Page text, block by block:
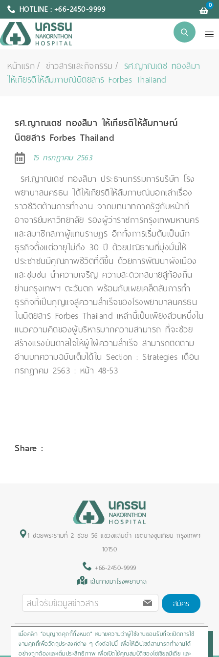
HOTLINE : +66-2450-9999 0
หน้าแรก ข่าวสารและกิจกรรม
รศ.ญาณเดช ทองสิมา
ให้เกียรติให้สัมภาษณ์นิตยสาร Forbes Thailand
รศ.ญาณเดช ทองสิมา ให้เกียรติให้สัมภาษณ์
นิตยสาร Forbes Thailand
15 กรกฎาคม 2563
รศ.ญาณเดช ทองสิมา ประธานกรรมการบริษัท โรง
พยาบาลนครธน ได้ให้เกียรติให้สัมภาษณ์​บอกเล่าเรื่อง
ราวชีวิตด้านการทำงาน จากบทบาทภาครัฐกับหน้าที่
อาจารย์มหาวิทยาลัย รองผู้ว่าราชการกรุงเทพมหานคร
และสมาชิกสภาผู้แทนราษฎร อีกทั้งการเริ่มต้นเป็นนัก
ธุรกิจตั้งแต่อายุไม่ถึง 30 ปี ด้วยปณิธานที่มุ่งมั่นให้
ประชาชนมีคุณภาพชีวิตที่ดีขึ้น ด้วยการพัฒนาผังเมือง
และชุมชน นำความเจริญ ความสะดวกสบายสู่ท้องถิ่น
ย่านกรุงเทพฯ ตะวันตก พร้อมกับเผยเคล็ดลับการทำ
ธุรกิจที่เป็นกุญแจสู่ความสำเร็จของโรงพยาบาลนครธน
ในนิตยสาร Forbes Thailand เหล่านี้เป็นเพียงส่วนหนึ่งใน
แนวความคิดของผู้บริหารมากความสามารถ ที่จะช่วย
สร้างแรงบันดาลใจให้ผู้ใฝ่ความสำเร็จ สามารถติดตาม
อ่านบทความฉบับเต็มได้ใน Section : Strategies เดือน
กรกฎาคม 2563 : หน้า 48-53
Share :
1 ซอยพระรามที่ 2 ซอย 56 แขวงแสมดำ เขตบางขุนเทียน กรุงเทพฯ
10150
+66-2450-9999
เส้นทางมาโรงพยาบาล
สมัคร
Privacy Policy/Cookies Policy/Sitemap/สิทธิผู้ป่วย
เมื่อคลิก “อนุญาตคุกกี้ทั้งหมด” หมายความว่าผู้ใช้งานยอมรับที่จะเปิดการใช้
งานคุกกี้เพื่อวัตถุประสงค์ต่าง ๆ ดังต่อไปนี้ เพื่อให้เว็บไซต์สามารถทำงานได้
อย่างถูกต้องและเต็มประสิทธิภาพ เพื่อเปิดใช้คุณสมบัติของโซเชียลมีเดีย และ